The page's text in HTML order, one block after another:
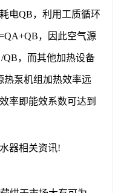
电QB，利用工质循环
，因此空气源
QB，而其他加热设备
热泵机组加热效率远
率即能效系数可达到
器相关资讯!